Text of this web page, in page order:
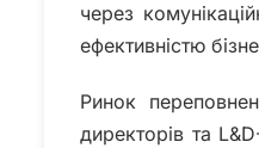
через
ефективністю
Ринок
директорів та